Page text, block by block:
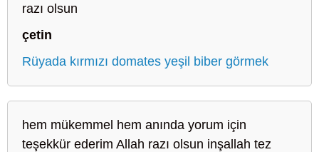
razı olsun
çetin
Rüyada kırmızı domates yeşil biber görmek
hem mükemmel hem anında yorum için
teşekkür ederim Allah razı olsun inşallah tez